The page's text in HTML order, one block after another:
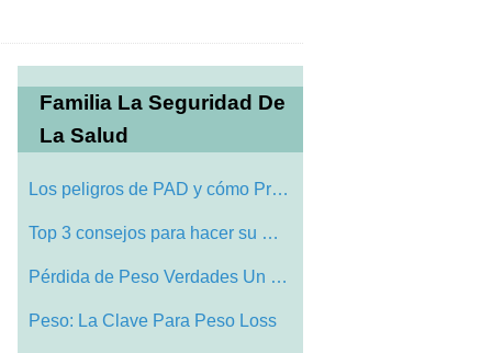
Familia La Seguridad De
La Salud
Los peligros de PAD y cómo Preventiva S…
Top 3 consejos para hacer su Medifast We…
Pérdida de Peso Verdades Un Azúcar Coa…
Peso: La Clave Para Peso Loss